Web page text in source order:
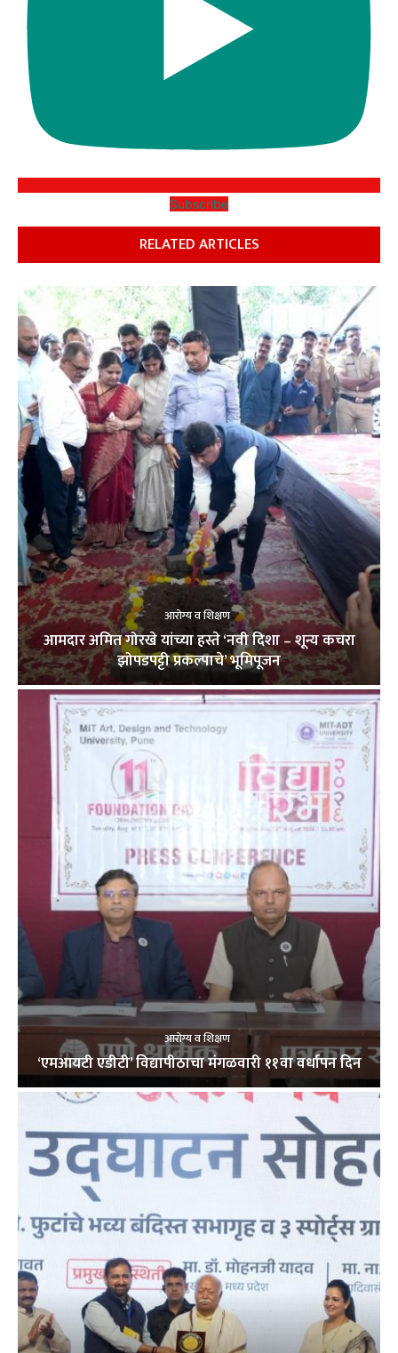
Subscribe
RELATED ARTICLES
आरोग्य व शिक्षण
आमदार अमित गोरखे यांच्या हस्ते ‘नवी दिशा – शून्य कचरा
झोपडपट्टी प्रकल्पाचे’ भूमिपूजन
आरोग्य व शिक्षण
‘एमआयटी एडीटी’ विद्यापीठाचा मंगळवारी ११वा वर्धापन दिन